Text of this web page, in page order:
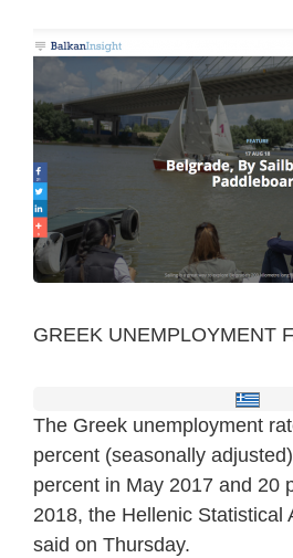
GREEK UNEMPLOYMENT
The Greek unemployment
percent (seasonally
percent in May 2017 and 20
2018, the Hellenic Statistical
said on Thursday.